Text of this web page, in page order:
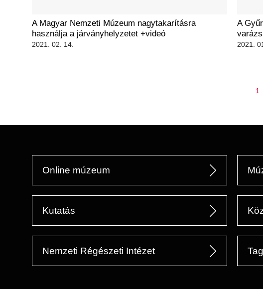
A Magyar Nemzeti Múzeum nagytakarításra
használja a járványhelyzetet +videó
2021. 02. 14.
A
2021.
1
Online múzeum
Kutatás
Nemzeti Régészeti Intézet